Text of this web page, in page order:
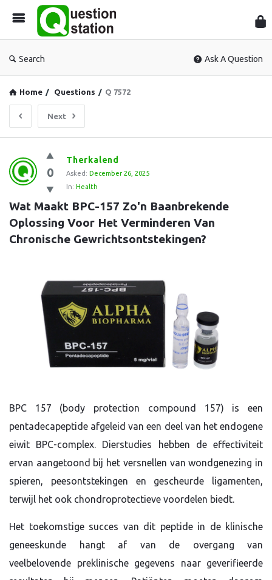
Search Ask A Question
Home / Questions / Q 7572
Next
Question
Station
Latest
Questions
0
Therkalend
Asked: December 26, 2025
In: Health
Wat Maakt BPC-157 Zo'n Baanbrekende
Oplossing Voor Het Verminderen Van
Chronische Gewrichtsontstekingen?
BPC 157 (body protection compound 157) is een
pentadecapeptide afgeleid van een deel van het endogene
eiwit BPC-complex. Dierstudies hebben de effectiviteit
ervan aangetoond bij het versnellen van wondgenezing in
spieren, peesontstekingen en gescheurde ligamenten,
terwijl het ook chondroprotectieve voordelen biedt.
Het toekomstige succes van dit peptide in de klinische
geneeskunde hangt af van de overgang van
veelbelovende preklinische gegevens naar geverifieerde